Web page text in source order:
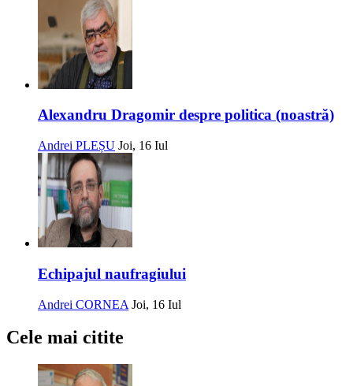
Alexandru Dragomir despre politica (noastră)
Andrei PLEȘU Joi, 16 Iul
Echipajul naufragiului
Andrei CORNEA Joi, 16 Iul
Cele mai citite